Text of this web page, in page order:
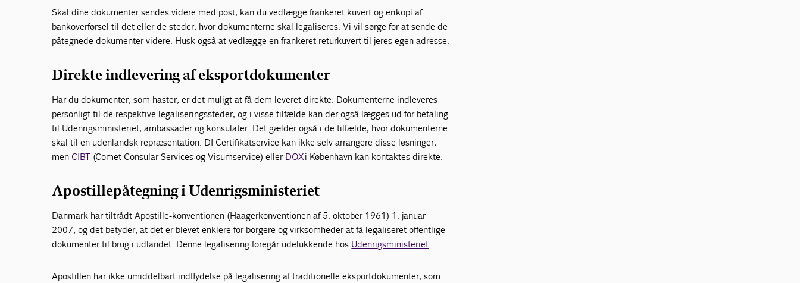
Skal dine dokumenter sendes videre med post, kan du vedlægge frankeret kuvert og en kopi af
bankoverførsel til det eller de steder, hvor dokumenterne skal legaliseres. Vi vil sørge for at sende de
påtegnede dokumenter videre. Husk også at vedlægge en frankeret returkuvert til jeres egen adresse.
Direkte indlevering af eksportdokumenter
Har du dokumenter, som haster, er det muligt at få dem leveret direkte. Dokumenterne indleveres
personligt til de respektive legaliseringssteder, og i visse tilfælde kan der også lægges ud for betaling
til Udenrigsministeriet, ambassader og konsulater. Det gælder også i de tilfælde, hvor dokumenterne
skal til en udenlandsk repræsentation. DI Certifikatservice kan ikke selv arrangere disse løsninger,
men CIBT (Comet Consular Services og Visumservice) eller DOXi København kan kontaktes direkte.
Apostillepåtegning i Udenrigsministeriet
Danmark har tiltrådt Apostille-konventionen (Haagerkonventionen af 5. oktober 1961) 1. januar
2007, og det betyder, at det er blevet enklere for borgere og virksomheder at få legaliseret offentlige
dokumenter til brug i udlandet. Denne legalisering foregår udelukkende hos Udenrigsministeriet.
Apostillen har ikke umiddelbart indflydelse på legalisering af traditionelle eksportdokumenter, som